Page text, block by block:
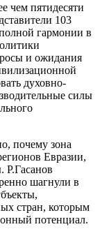
чем пятидесяти
103
гармонии в
и ожидания
духовно-
силы
почему зона
Евразии,
Р.Гасанов
шагнули в
стран, которым
потенциал.